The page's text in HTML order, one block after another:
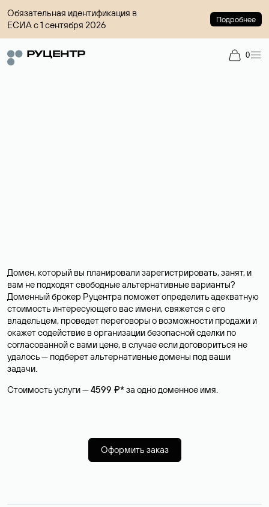
Обязательная идентификация в
ЕСИА с 1 сентября 2026
Подробнее
0
Домен, который вы планировали зарегистрировать, занят, и
вам не подходят свободные альтернативные варианты?
Доменный брокер Руцентра поможет определить адекватную
стоимость интересующего вас имени, свяжется с его
владельцем, проведет переговоры о возможности продажи и
окажет содействие в организации безопасной сделки по
согласованной с вами цене, в случае если договориться не
удалось — подберет альтернативные домены под ваши
задачи.
Стоимость услуги —4599 ₽*за одно доменное имя.
Оформить заказ